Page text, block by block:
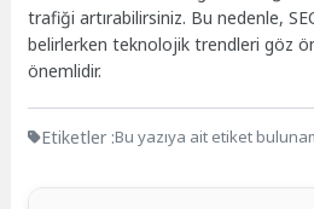
trafiği artırabilirsiniz. Bu nedenle,
belirlerken teknolojik trendleri göz
önemlidir.
Etiketler :Bu yazıya ait etiket